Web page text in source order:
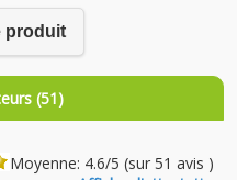
produit
(51)
Moyenne: 4.6/5 (sur 51 avis )